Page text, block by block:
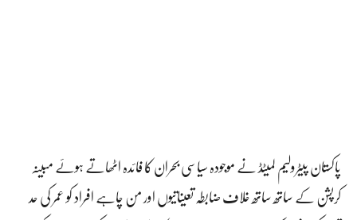
پاکستان پیٹرولیم لمیٹڈ نے موجودہ سیاسی بحران کا فائدہ اٹھاتے ہوئے مبینہ
کرپشن کے ساتھ ساتھ خلاف ضابطہ تعیناتیوں اور من چاہے افراد کو عمر کی حد